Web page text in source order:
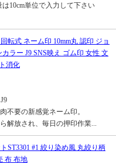
10cm単位で入力して下さい
転式 ネーム印 10mm丸 認印 ジョ
ラー J9 SNS映え ゴム印 女性 文
消化
不要の新感覚ネーム印。
解放され、毎日の押印作業...
ST3301 #1 絞り染め風 丸絞り柄
布 布地